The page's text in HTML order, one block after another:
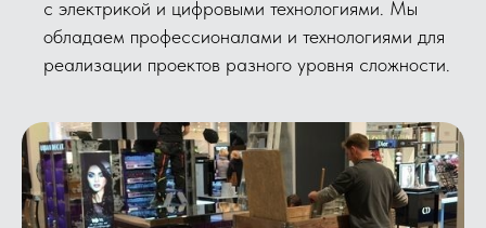
с электрикой и цифровыми технологиями. Мы
обладаем профессионалами и технологиями для
реализации проектов разного уровня сложности.